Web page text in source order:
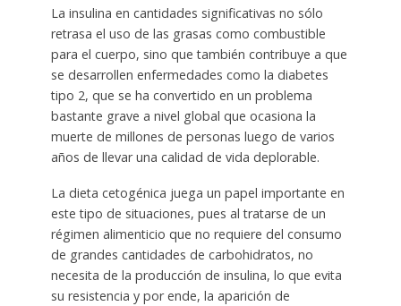
La insulina en cantidades significativas no sólo
retrasa el uso de las grasas como combustible
para el cuerpo, sino que también contribuye a que
se desarrollen enfermedades como la diabetes
tipo 2, que se ha convertido en un problema
bastante grave a nivel global que ocasiona la
muerte de millones de personas luego de varios
años de llevar una calidad de vida deplorable.
La dieta cetogénica juega un papel importante en
este tipo de situaciones, pues al tratarse de un
régimen alimenticio que no requiere del consumo
de grandes cantidades de carbohidratos, no
necesita de la producción de insulina, lo que evita
su resistencia y por ende, la aparición de